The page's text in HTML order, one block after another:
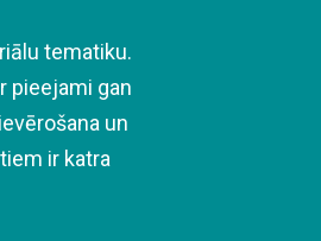
tematiku.
pieejami gan
un
ir katra